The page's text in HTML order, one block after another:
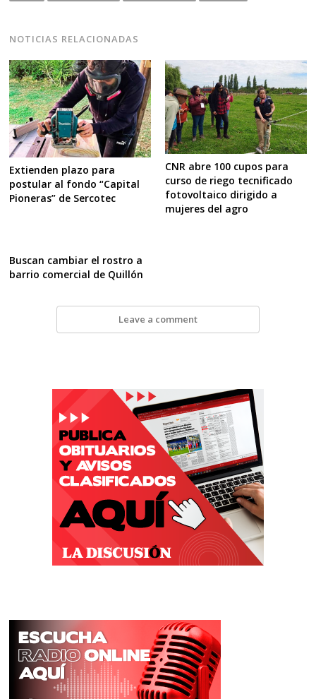
NOTICIAS RELACIONADAS
Extienden plazo para
postular al fondo “Capital
Pioneras” de Sercotec
CNR abre 100 cupos para
curso de riego tecnificado
fotovoltaico dirigido a
mujeres del agro
Buscan cambiar el rostro a
barrio comercial de Quillón
Leave a comment